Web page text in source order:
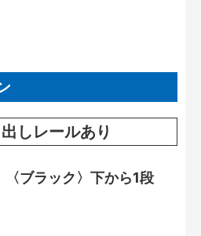
レールあり
ブラック〉下から1段